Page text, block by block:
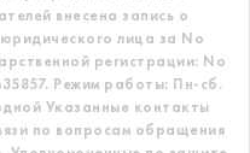
внесена запись о
лица за No
регистрации: No
Режим работы: Пн-сб.
Указанные контакты
по вопросам обращения